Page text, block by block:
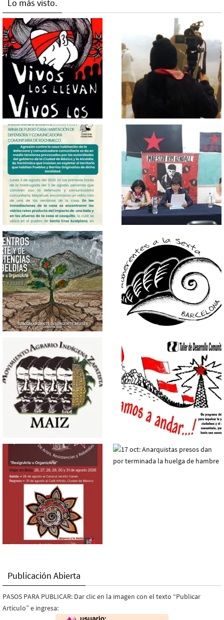
Lo más visto.
Publicación Abierta
PASOS PARA PUBLICAR: Dar clic en la imagen con el texto “Publicar
Artículo” e ingresa: